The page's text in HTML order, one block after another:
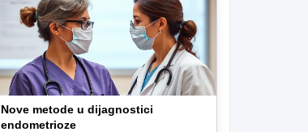
Nove metode u dijagnostici
endometrioze